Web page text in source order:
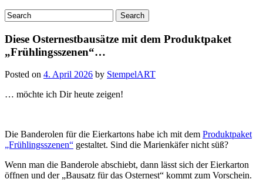
Diese Osternestbausätze mit dem Produktpaket
„Frühlingsszenen“…
Posted on 4. April 2026 by StempelART
… möchte ich Dir heute zeigen!
Die Banderolen für die Eierkartons habe ich mit dem Produktpaket
„Frühlingsszenen“ gestaltet. Sind die Marienkäfer nicht süß?
Wenn man die Banderole abschiebt, dann lässt sich der Eierkarton
öffnen und der „Bausatz für das Osternest“ kommt zum Vorschein.